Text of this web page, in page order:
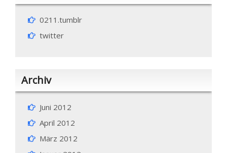
0211.tumblr
twitter
Archiv
Juni 2012
April 2012
März 2012